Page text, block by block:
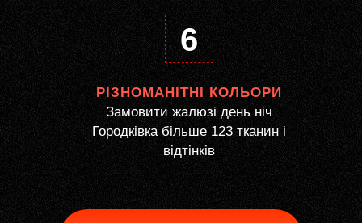
6
РІЗНОМАНІТНІ КОЛЬОРИ
Замовити жалюзі день ніч
Городківка більше 123 тканин і
відтінків